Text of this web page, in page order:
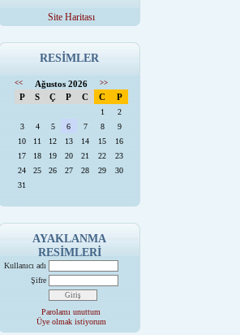
Site Haritası
RESİMLER
<< Ağustos 2026 >>
P S Ç P C C P
1
2
3
4 5 6 7 8
9
10
11 12 13 14 15
16
17
18 19 20 21 22
23
24
25 26 27 28 29
30
31
AYAKLANMA
RESİMLERİ
Kullanıcı adı
Şifre
Parolamı unuttum
Üye olmak istiyorum